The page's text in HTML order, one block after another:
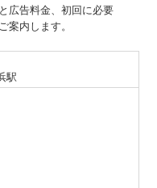
広告料金、初回に必要
案内します。
駅